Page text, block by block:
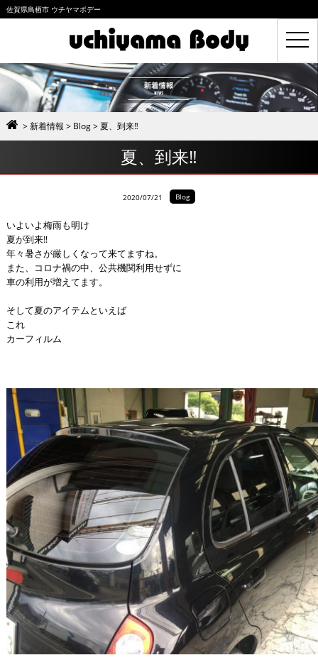
佐賀県鳥栖市 ウチヤマボデー
>新着情報 > Blog>夏、到来‼️
夏、到来‼️
2020/07/21 Blog
いよいよ梅雨も明け
夏が到来‼️
年々暑さが厳しくなって来てますね。
また、コロナ禍の中、公共機関利用せずに
車の利用が増えてます。
そして夏のアイテムといえば
これ
カーフィルム